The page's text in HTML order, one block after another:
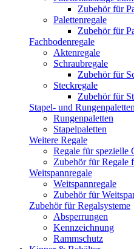
Zubehör für
Palettenregale
Zubehör für
Fachbodenregale
Aktenregale
Schraubregale
Zubehör für
Steckregale
Zubehör für
Stapel- und Rungenpaletten
Rungenpaletten
Stapelpaletten
Weitere Regale
Regale für spezielle
Zubehör für Regale
Weitspannregale
Weitspannregale
Zubehör für
Zubehör für Regalsysteme
Absperrungen
Kennzeichnung
Rammschutz